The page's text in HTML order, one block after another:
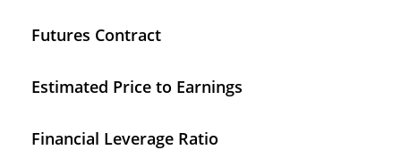
Futures Contract
Estimated Price to Earnings
Financial Leverage Ratio